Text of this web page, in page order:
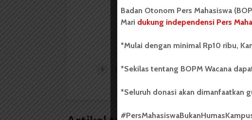
LIHAT SEMUA ARTIKEL
Panitia PMB FISIP Belum Terbentuk
Badan Otonom Pers Mahasiswa
Mari dukung independensi Pers
*Mulai dengan minimal Rp10 ribu,
*Sekilas tentang BOPM Wacana
*Seluruh donasi akan dimanfaatkan